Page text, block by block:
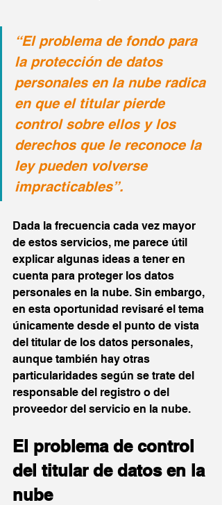
“El problema de fondo para
la protección de datos
personales en la nube radica
en que el titular pierde
control sobre ellos y los
derechos que le reconoce la
ley pueden volverse
impracticables”.
Dada la frecuencia cada vez mayor
de estos servicios, me parece útil
explicar algunas ideas a tener en
cuenta para proteger los datos
personales en la nube. Sin embargo,
en esta oportunidad revisaré el tema
únicamente desde el punto de vista
del titular de los datos personales,
aunque también hay otras
particularidades según se trate del
responsable del registro o del
proveedor del servicio en la nube.
El problema de control
del titular de datos en la
nube